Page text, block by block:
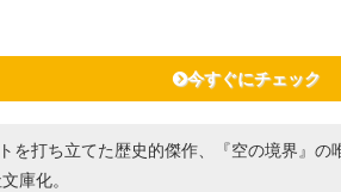
今すぐにチェック
を打ち立てた歴史的傑作、『空の境界』
庫化。